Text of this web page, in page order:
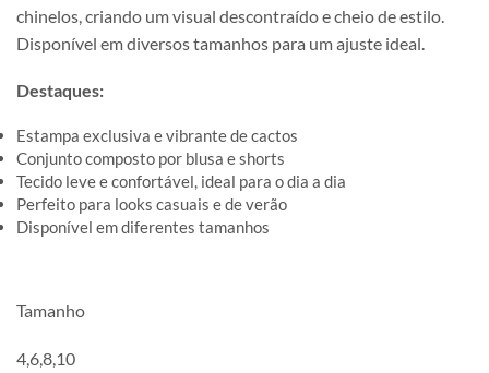
chinelos, criando um visual descontraído e cheio de estilo.
Disponível em diversos tamanhos para um ajuste ideal.
Destaques:
Estampa exclusiva e vibrante de cactos
Conjunto composto por blusa e shorts
Tecido leve e confortável, ideal para o dia a dia
Perfeito para looks casuais e de verão
Disponível em diferentes tamanhos
Tamanho
4,6,8,10